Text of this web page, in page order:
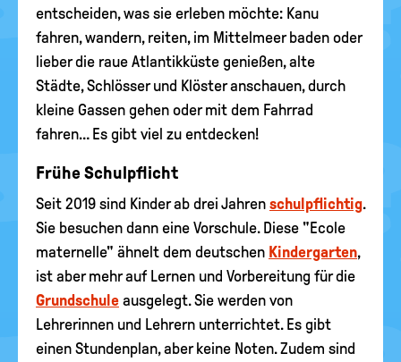
entscheiden, was sie erleben möchte: Kanu
fahren, wandern, reiten, im Mittelmeer baden oder
lieber die raue Atlantikküste genießen, alte
Städte, Schlösser und Klöster anschauen, durch
kleine Gassen gehen oder mit dem Fahrrad
fahren… Es gibt viel zu entdecken!
Frühe Schulpflicht
Seit 2019 sind Kinder ab drei Jahren schulpflichtig.
Sie besuchen dann eine Vorschule. Diese "Ecole
maternelle" ähnelt dem deutschen Kindergarten,
ist aber mehr auf Lernen und Vorbereitung für die
Grundschule ausgelegt. Sie werden von
Lehrerinnen und Lehrern unterrichtet. Es gibt
einen Stundenplan, aber keine Noten. Zudem sind